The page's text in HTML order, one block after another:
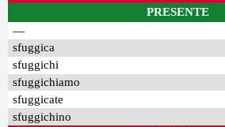
PRESENTE
—
sfuggica
sfuggichi
sfuggichiamo
sfuggicate
sfuggichino